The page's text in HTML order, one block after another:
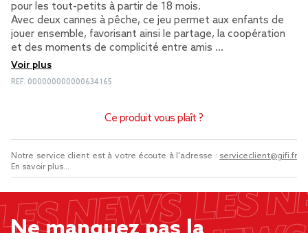
pour les tout-petits à partir de 18 mois.
Avec deux cannes à pêche, ce jeu permet aux enfants de
jouer ensemble, favorisant ainsi le partage, la coopération
et des moments de complicité entre amis …
Voir plus
REF. 000000000000634165
Ce produit vous plaît ?
Notre service client est à votre écoute à l'adresse : serviceclient@gifi.fr
En savoir plus...